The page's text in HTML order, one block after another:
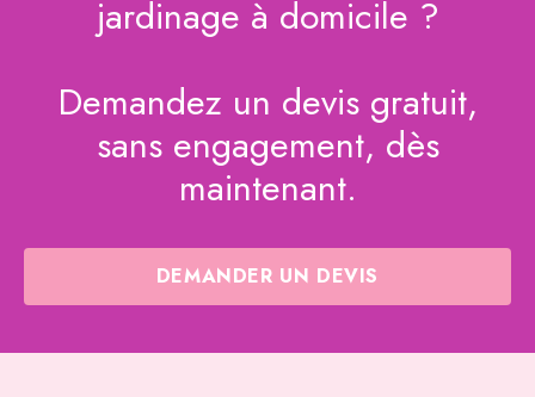
jardinage à domicile ?
Demandez un devis gratuit,
sans engagement, dès
maintenant.
DEMANDER UN DEVIS